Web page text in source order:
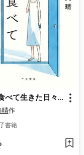
涙を食べて生きた日々 摂食障害――体重28.4kgからの生還
晴作
書籍